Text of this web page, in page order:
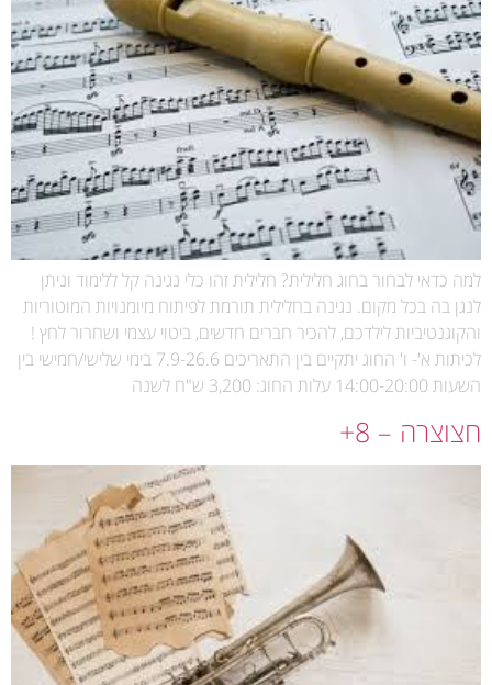
למה כדאי לבחור בחוג חלילית? חלילית זהו כלי נגינה קל ללימוד וניתן
לנגן בה בכל מקום. נגינה בחלילית תורמת לפיתוח מיומנויות המוטוריות
והקוגנטיביות לילדכם, להכיר חברים חדשים, ביטוי עצמי ושחרור לחץ !
לכיתות א'- ו' החוג יתקיים בין התאריכים 7.9-26.6 בימי שלישי/חמישי בין
השעות 14:00-20:00 עלות החוג: 3,200 ש"ח לשנה
חצוצרה – 8+